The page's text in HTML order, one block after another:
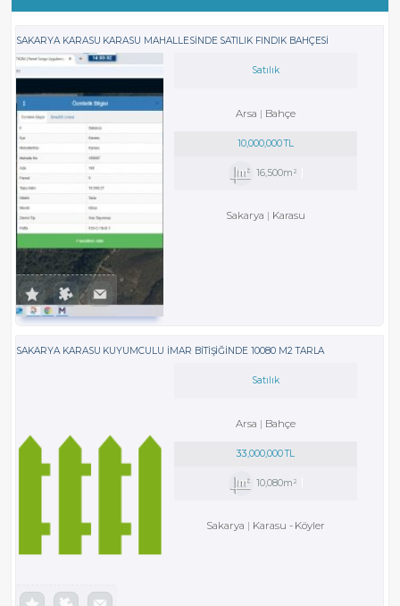
SAKARYA KARASU KARASU MAHALLESİNDE SATILIK FINDIK BAHÇESİ
Satılık
Arsa Bahçe
10,000,000 TL
16,500m²
Sakarya Karasu
SAKARYA KARASU KUYUMCULU İMAR BİTİŞİĞİNDE 10080 M2 TARLA
Satılık
Arsa Bahçe
33,000,000 TL
10,080m²
Sakarya Karasu - Köyler